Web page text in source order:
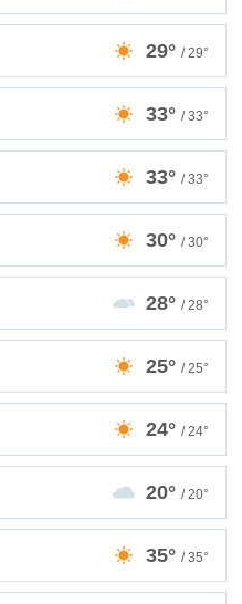
29° / 29°
33° / 33°
33° / 33°
30° / 30°
28° / 28°
25° / 25°
24° / 24°
20° / 20°
35° / 35°